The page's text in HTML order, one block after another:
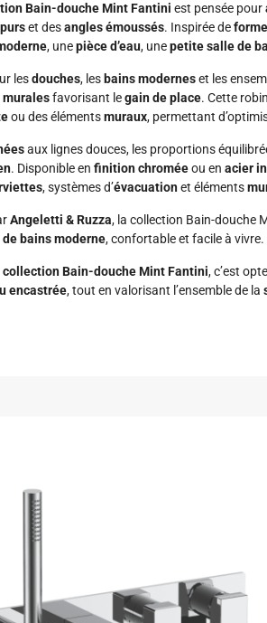
Bain-douche Mint Fantini est pensée pour
et desangles émoussés. Inspirée de
, unepièce d’eau, unepetite salle de
lesdouches, les bains moderneset les
muralesfavorisant legain de place. Cette
ou des élémentsmuraux, permettant
aux lignes douces, les proportions
. Disponible en finition chroméeou en acier
, systèmes d’évacuationet éléments
Angeletti & Ruzza, la collection Bain-douche
bains moderne, confortable et facile à vivre.
collection Bain-douche Mint Fantini, c’est
encastrée, tout en valorisant l’ensemble de la